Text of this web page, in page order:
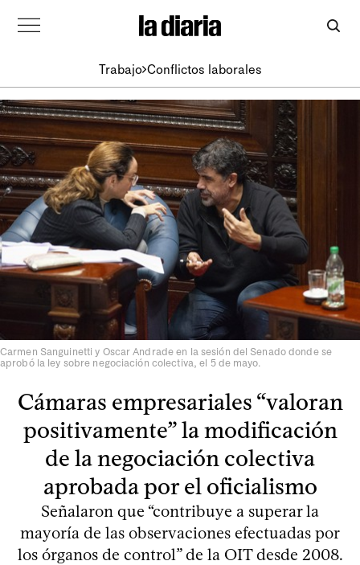
Trabajo Conflictos laborales
Carmen Sanguinetti y Oscar Andrade en la sesión del Senado donde se
aprobó la ley sobre negociación colectiva, el 5 de mayo.
Cámaras empresariales “valoran
positivamente” la modificación
de la negociación colectiva
aprobada por el oficialismo
Señalaron que “contribuye a superar la
mayoría de las observaciones efectuadas por
los órganos de control” de la OIT desde 2008.